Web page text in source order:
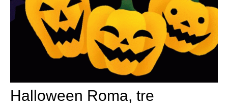
Halloween Roma, tre